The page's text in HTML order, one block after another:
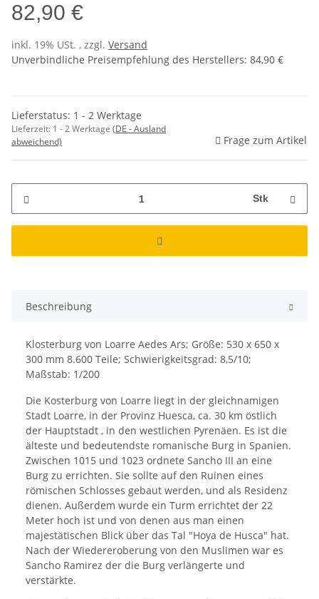
82,90 €
inkl. 19% USt. , zzgl. Versand
Unverbindliche Preisempfehlung des Herstellers: 84,90 €
Lieferstatus: 1 - 2 Werktage
Lieferzeit: 1 - 2 Werktage (DE - Ausland
abweichend)
Frage zum Artikel
Stk
Beschreibung
Klosterburg von Loarre Aedes Ars; Größe: 530 x 650 x
300 mm 8.600 Teile; Schwierigkeitsgrad: 8,5/10;
Maßstab: 1/200
Die Kosterburg von Loarre liegt in der gleichnamigen
Stadt Loarre, in der Provinz Huesca, ca. 30 km östlich
der Hauptstadt , in den westlichen Pyrenäen. Es ist die
älteste und bedeutendste romanische Burg in Spanien.
Zwischen 1015 und 1023 ordnete Sancho III an eine
Burg zu errichten. Sie sollte auf den Ruinen eines
römischen Schlosses gebaut werden, und als Residenz
dienen. Außerdem wurde ein Turm errichtet der 22
Meter hoch ist und von denen aus man einen
majestätischen Blick über das Tal "Hoya de Husca" hat.
Nach der Wiedereroberung von den Muslimen war es
Sancho Ramirez der die Burg verlängerte und
verstärkte.